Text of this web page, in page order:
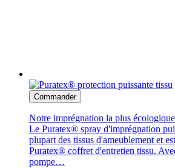
Commander
Notre imprégnation la plus
Le Puratex® spray d'imprégnation
plupart des tissus d'ameublement et
Puratex® coffret d'entretien tissu.
pompe…